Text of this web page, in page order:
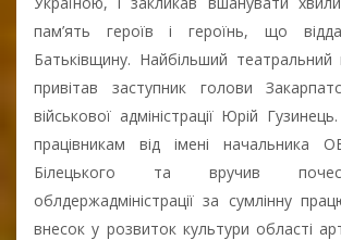
пам’ять героїв і героїнь, що
Батьківщину. Найбільший
привітав заступник голови
військової адміністрації Юрій
працівникам від імені начальника
Білецького та вручив
облдержадміністрації за сумлінну
внесок у розвиток культури області